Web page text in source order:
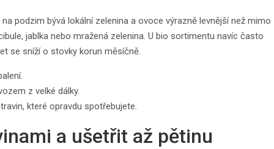
podzim bývá lokální zelenina a ovoce výrazně levnější než mimo
jablka nebo mražená zelenina. U bio sortimentu navíc často
se sníží o stovky korun měsíčně.
z velké dálky.
které opravdu spotřebujete.
a ušetřit až pětinu